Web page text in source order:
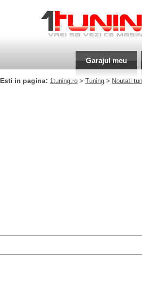
Garajul meu
Esti in pagina: 1tuning.ro > Tuning > Noutati